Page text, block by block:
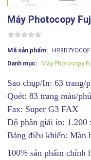
Máy Photocopy
Mã sản phẩm: HR8D7YOCQF
Danh mục: Máy Photocopy
Sao chụp/In: 63 trang/
Quét: 83 trang màu/
Fax: Super G3 FAX
Độ phân giải in: 1.200
Bảng điều khiển: Màn
100% sản phẩm chính